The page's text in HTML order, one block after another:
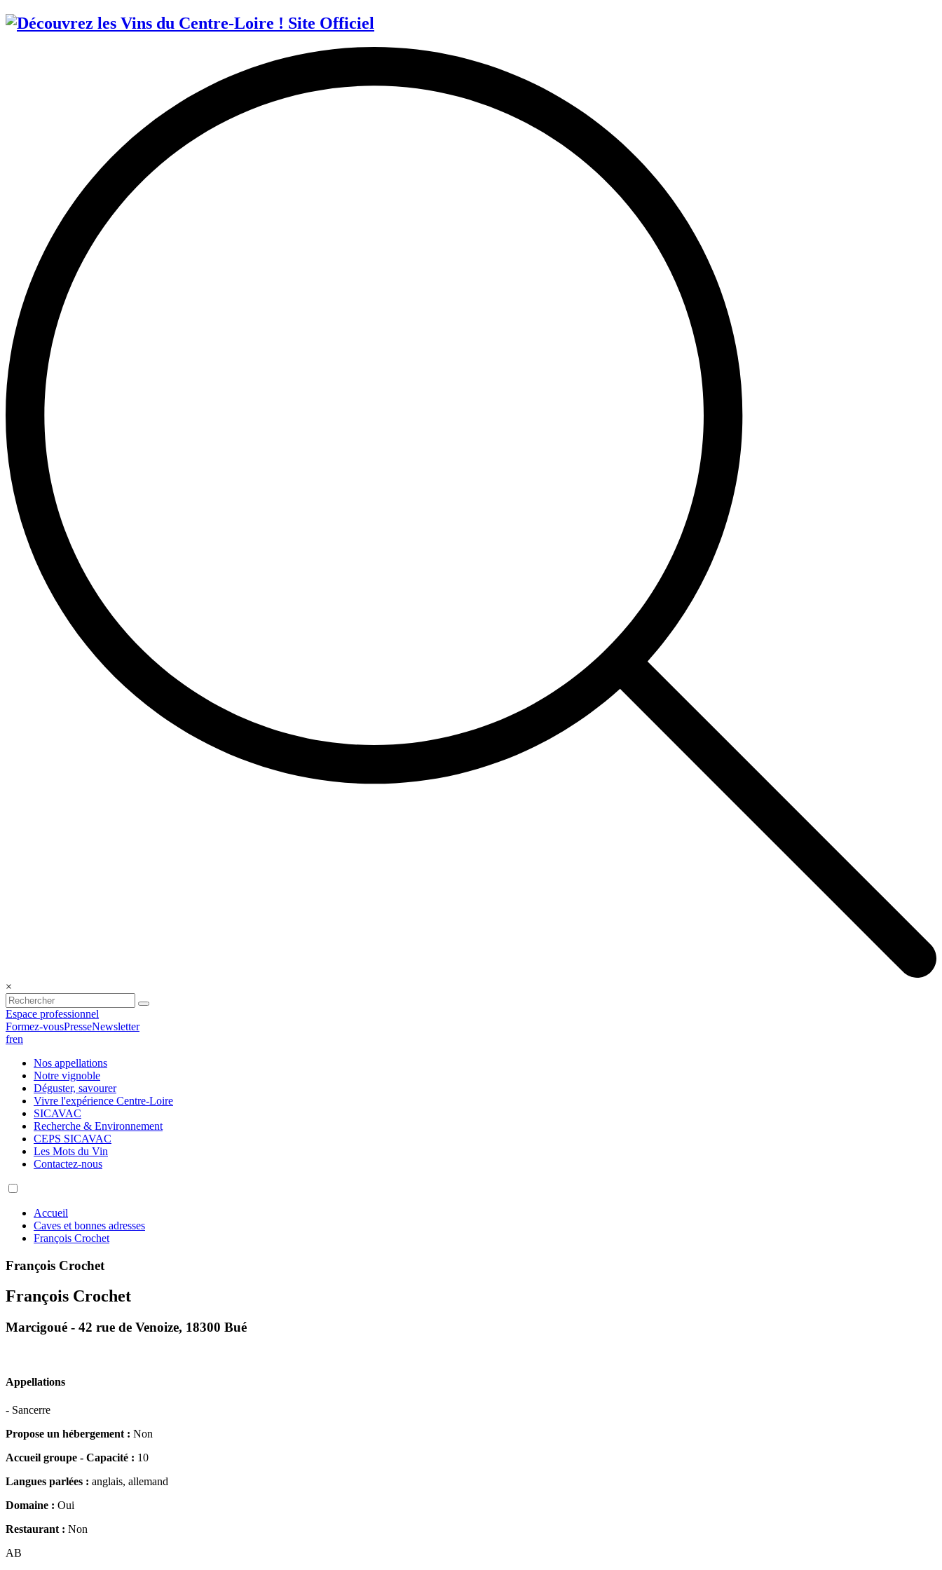
×
Espace professionnel
Formez-vousPresseNewsletter
fren
Nos appellations
Notre vignoble
Déguster, savourer
Vivre l'expérience Centre-Loire
SICAVAC
Recherche & Environnement
CEPS SICAVAC
Les Mots du Vin
Contactez-nous
Accueil
Caves et bonnes adresses
François Crochet
François Crochet
François Crochet
Marcigoué - 42 rue de Venoize, 18300 Bué
Appellations
- Sancerre
Propose un hébergement : Non
Accueil groupe - Capacité : 10
Langues parlées : anglais, allemand
Domaine : Oui
Restaurant : Non
AB